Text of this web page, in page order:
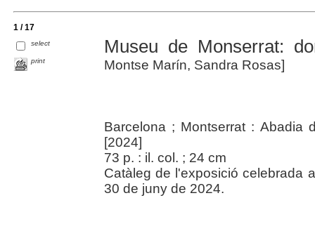
1 / 17
select
print
Museu de Monserrat:
Montse Marín, Sandra Rosas]
Barcelona ; Montserrat : Abadia
[2024]
73 p. : il. col. ; 24 cm
Catàleg de l'exposició celebrada
30 de juny de 2024.